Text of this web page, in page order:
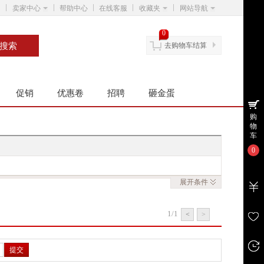
卖家中心 帮助中心 在线客服 收藏夹 网站导航
去购物车结算
0
促销 优惠卷 招聘 砸金蛋
展开条件
1/1 < >
提交
购
物
车
0